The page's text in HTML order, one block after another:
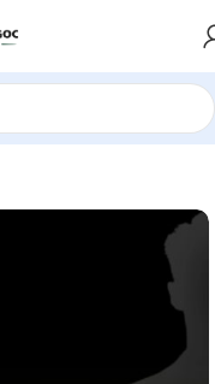
Sawada Tsunayoshi